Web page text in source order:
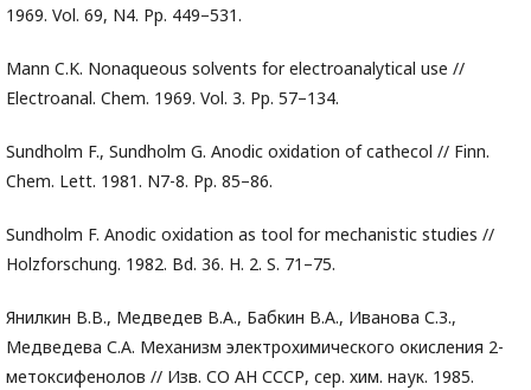
1969. Vol. 69, N4. Pp. 449–531.
Mann C.K. Nonaqueous solvents for electroanalytical use //
Electroanal. Chem. 1969. Vol. 3. Pp. 57–134.
Sundholm F., Sundholm G. Anodic oxidation of cathecol // Finn.
Chem. Lett. 1981. N7-8. Pp. 85–86.
Sundholm F. Anodic oxidation as tool for mechanistic studies //
Holzforschung. 1982. Bd. 36. H. 2. S. 71–75.
Янилкин В.В., Медведев В.А., Бабкин В.А., Иванова С.З.,
Медведева С.А. Механизм электрохимического окисления 2-
метоксифенолов // Изв. СО АН СССР, сер. хим. наук. 1985.